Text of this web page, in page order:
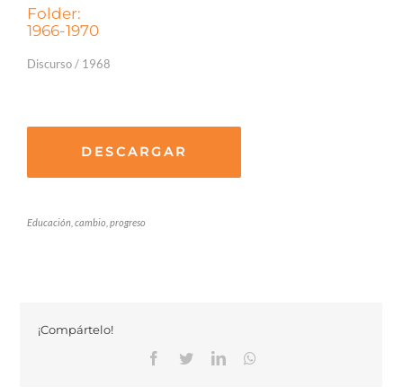
Folder:
1966-1970
Discurso / 1968
DESCARGAR
Educación, cambio, progreso
¡Compártelo!
Facebook
TwitterLinkedinWhatsapp